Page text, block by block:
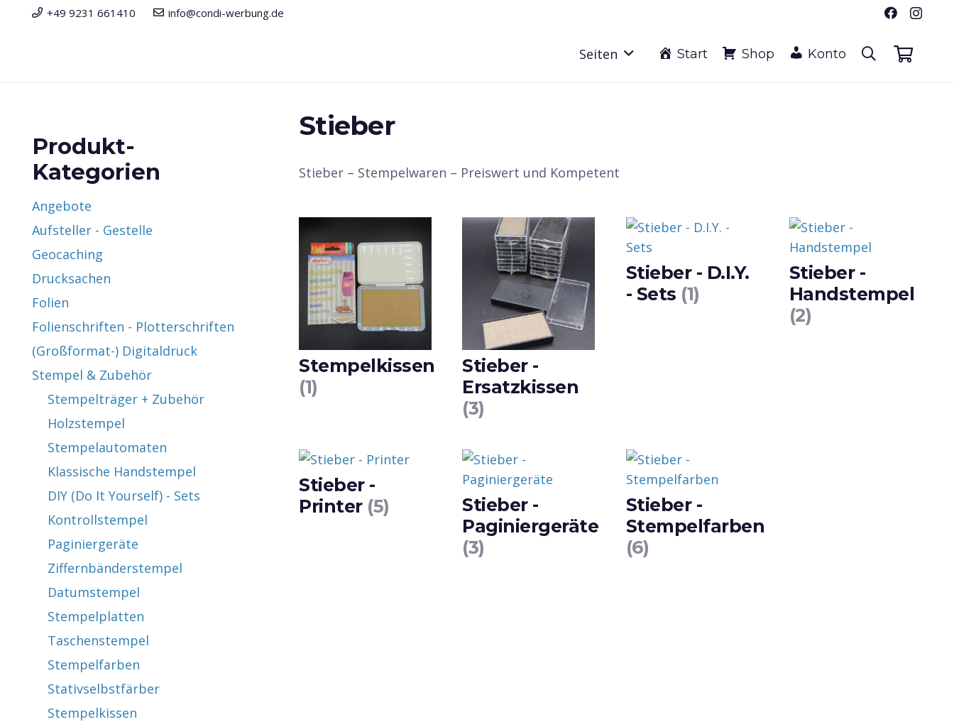
+49 9231 661410 info@condi-werbung.de
Seiten Start Shop Konto
Stieber
Stieber – Stempelwaren – Preiswert und Kompetent
Stempelkissen
(1)
Stieber -
Ersatzkissen
(3)
Stieber - D.I.Y.
- Sets (1)
Stieber -
Handstempel
(2)
Stieber -
Printer (5)
Stieber -
Paginiergeräte
(3)
Stieber -
Stempelfarben
(6)
Produkt-
Kategorien
Angebote
Aufsteller - Gestelle
Geocaching
Drucksachen
Folien
Folienschriften - Plotterschriften
(Großformat-) Digitaldruck
Stempel & Zubehör
Stempelträger + Zubehör
Holzstempel
Stempelautomaten
Klassische Handstempel
DIY (Do It Yourself) - Sets
Kontrollstempel
Paginiergeräte
Ziffernbänderstempel
Datumstempel
Stempelplatten
Taschenstempel
Stempelfarben
Stativselbstfärber
Stempelkissen